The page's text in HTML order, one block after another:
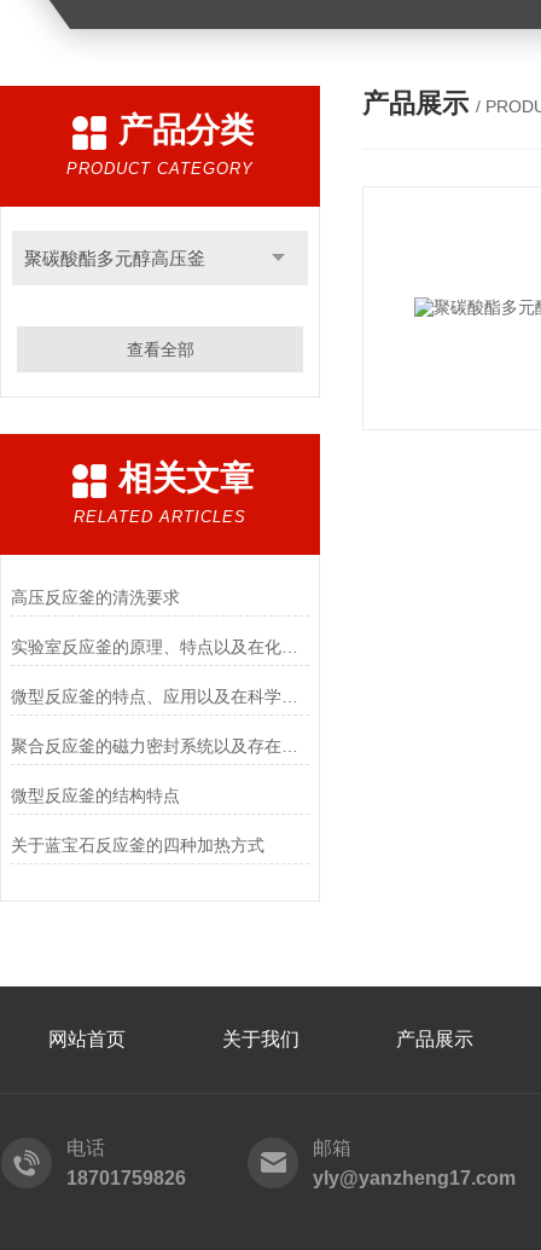
产品分类
PRODUCT CATEGORY
聚碳酸酯多元醇高压釜
查看全部
相关文章
RELATED ARTICLES
高压反应釜的清洗要求
实验室反应釜的原理、特点以及在化学研究中的重要作用
微型反应釜的特点、应用以及在科学研究中的意义
聚合反应釜的磁力密封系统以及存在的问题
微型反应釜的结构特点
关于蓝宝石反应釜的四种加热方式
产品展示 /
网站首页 关于我们 产品展示
电话
18701759826
邮箱
yly@yanzheng17.com